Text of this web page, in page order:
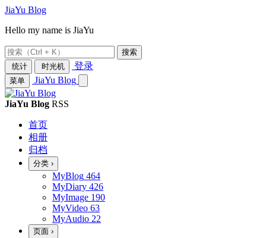
JiaYu Blog
Hello my name is JiaYu
搜索
统计
时光机 登录
菜单 JiaYu Blog
JiaYu Blog RSS
首页
相册
归档
分类 ›
MyBlog 464
MyDiary 426
MyImage 190
MyVideo 63
MyAudio 22
页面 ›